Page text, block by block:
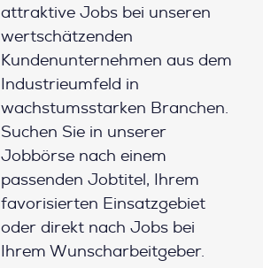
attraktive Jobs bei unseren
wertschätzenden
Kundenunternehmen aus dem
Industrieumfeld in
wachstumsstarken Branchen.
Suchen Sie in unserer
Jobbörse nach einem
passenden Jobtitel, Ihrem
favorisierten Einsatzgebiet
oder direkt nach Jobs bei
Ihrem Wunscharbeitgeber.